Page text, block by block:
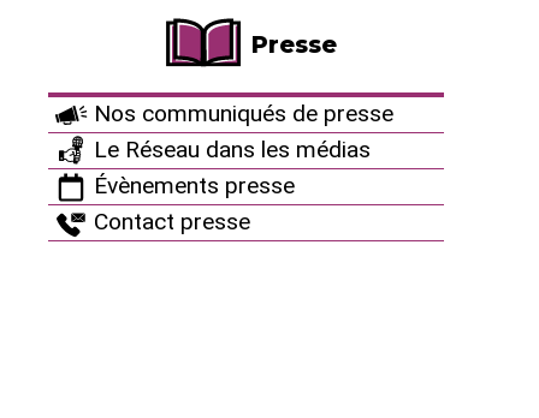
Presse
Nos communiqués de presse
Le Réseau dans les médias
Évènements presse
Contact presse
Culture antinucléaire
Archives : Des artistes avec nous
Restez connectés !
Autres ressources